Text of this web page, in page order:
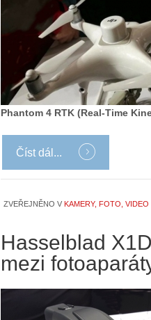
Phantom 4 RTK (Real-Time
Číst dál...
ZVEŘEJNĚNO V KAMERY, FOTO, VIDEO
Hasselblad
mezi